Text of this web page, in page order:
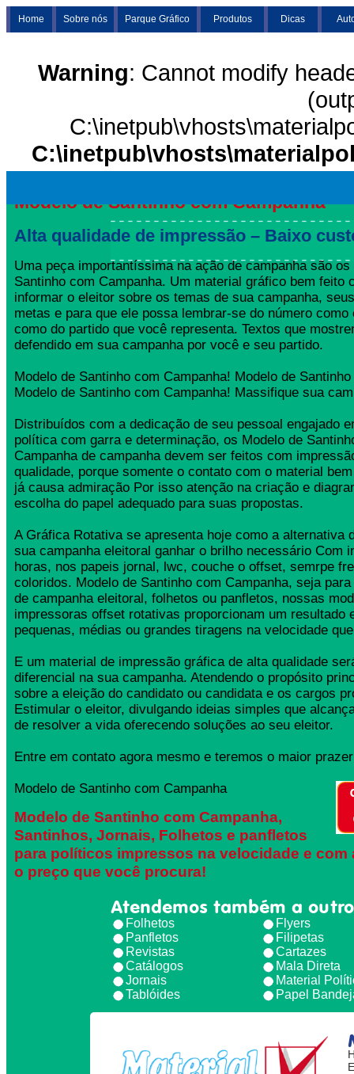
Home Sobre nós Parque Gráfico Produtos Dicas
Warning: Cannot modify
Modelo de Santinho com Campanha
Alta qualidade de impressão – Baixo
Uma peça importantíssima na ação de campanha são os
Santinho com Campanha. Um material gráfico bem feito
informar o eleitor sobre os temas de sua campanha,
metas e para que ele possa lembrar-se do número como
como do partido que você representa. Textos que
defendido em sua campanha por você e seu partido.
Modelo de Santinho com Campanha! Modelo de
Modelo de Santinho com Campanha! Massifique sua
Distribuídos com a dedicação de seu pessoal engajado
política com garra e determinação, os Modelo de
Campanha de campanha devem ser feitos com
qualidade, porque somente o contato com o material
já causa admiração Por isso atenção na criação e
escolha do papel adequado para suas propostas.
A Gráfica Rotativa se apresenta hoje como a alternativa
sua campanha eleitoral ganhar o brilho necessário Com
horas, nos papeis jornal, lwc, couche o offset, semrpe
coloridos. Modelo de Santinho com Campanha, seja
de campanha eleitoral, folhetos ou panfletos, nossas
impressoras offset rotativas proporcionam um resultado
pequenas, médias ou grandes tiragens na velocidade
E um material de impressão gráfica de alta qualidade
diferencial na sua campanha. Atendendo o propósito
sobre a eleição do candidato ou candidata e os cargos
Estimular o eleitor, divulgando ideias simples que
de resolver a vida oferecendo soluções ao seu eleitor.
Entre em contato agora mesmo e teremos o maior
Modelo de Santinho com Campanha
Modelo de Santinho com Campanha,
Santinhos, Jornais, Folhetos e panfletos
para políticos impressos na velocidade e com
o preço que você procura!
Atendemos também a
Folhetos
Panfletos
Revistas
Catálogos
Jornais
Tablóides
Flyers
Filipetas
Cartazes
Mala Direta
Material
Papel